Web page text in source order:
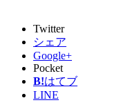
Twitter
シェア
Google+
Pocket
B!はてブ
LINE